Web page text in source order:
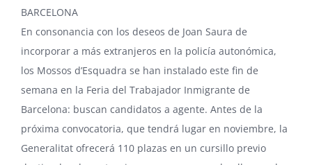
BARCELONA
En consonancia con los deseos de Joan Saura de
incorporar a más extranjeros en la policía autonómica,
los Mossos d’Esquadra se han instalado este fin de
semana en la Feria del Trabajador Inmigrante de
Barcelona: buscan candidatos a agente. Antes de la
próxima convocatoria, que tendrá lugar en noviembre, la
Generalitat ofrecerá 110 plazas en un cursillo previo